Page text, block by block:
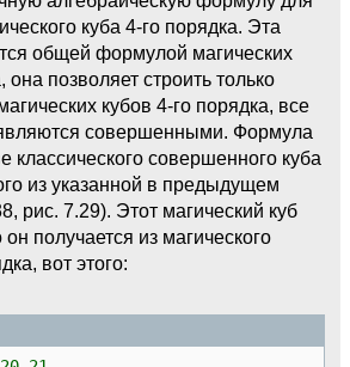
куба 4-го порядка. Эта
общей формулой магических
она позволяет строить только
кубов 4-го порядка, все
совершенными. Формула
классического совершенного куба
из указанной в предыдущем
рис. 7.29). Этот магический куб
получается из магического
вот этого: